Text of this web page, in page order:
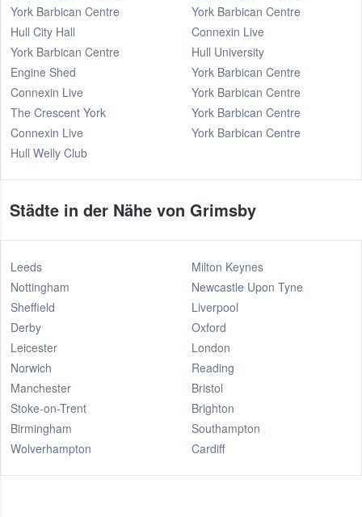
York Barbican Centre
Hull City Hall
York Barbican Centre
Engine Shed
Connexin Live
The Crescent York
Connexin Live
Hull Welly Club
York Barbican Centre
Connexin Live
Hull University
York Barbican Centre
York Barbican Centre
York Barbican Centre
York Barbican Centre
Städte in der Nähe von Grimsby
Leeds
Nottingham
Sheffield
Derby
Leicester
Norwich
Manchester
Stoke-on-Trent
Birmingham
Wolverhampton
Milton Keynes
Newcastle Upon Tyne
Liverpool
Oxford
London
Reading
Bristol
Brighton
Southampton
Cardiff